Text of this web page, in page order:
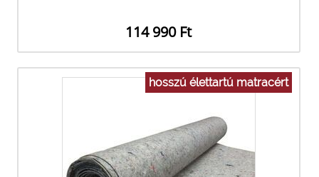
114 990 Ft
hosszú élettartú matracért